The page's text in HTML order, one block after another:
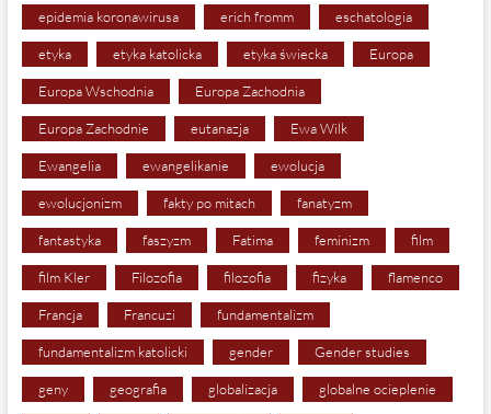
epidemia koronawirusa erich fromm eschatologia
etyka etyka katolicka etyka świecka Europa
Europa Wschodnia Europa Zachodnia
Europa Zachodnie eutanazja Ewa Wilk
Ewangelia ewangelikanie ewolucja
ewolucjonizm fakty po mitach fanatyzm
fantastyka faszyzm Fatima feminizm film
film Kler Filozofia filozofia fizyka flamenco
Francja Francuzi fundamentalizm
fundamentalizm katolicki gender Gender studies
geny geografia globalizacja globalne ocieplenie